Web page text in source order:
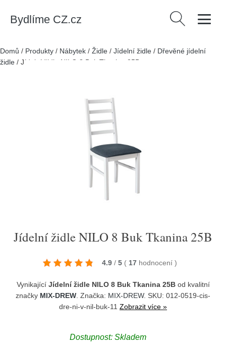
Bydlíme CZ.cz Vyhledávání
Domů / Produkty / Nábytek / Židle / Jídelní židle / Dřevěné jídelní
židle / Jídelní židle NILO 8 Buk Tkanina 25B
Jídelní židle NILO 8 Buk Tkanina 25B
4.9 / 5 ( 17 hodnocení )
Vynikající Jídelní židle NILO 8 Buk Tkanina 25Bod kvalitní
značky MIX-DREW . Značka: MIX-DREW. SKU: 012-0519-cis-
dre-ni-v-nil-buk-11 Zobrazit více »
Dostupnost: Skladem